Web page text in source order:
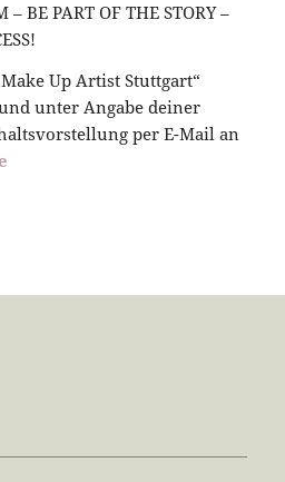
– BE PART OF THE STORY –
Up Artist Stuttgart“
unter Angabe deiner
per E-Mail an